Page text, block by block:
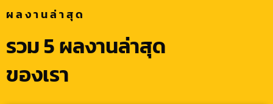
ผลงานล่าสุด
รวม 5 ผลงานล่าสุด
ของเรา